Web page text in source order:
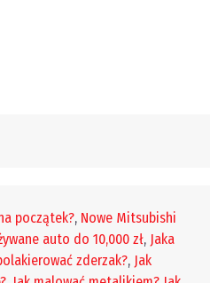
początek?, Nowe Mitsubishi
auto do 10,000 zł, Jaka
zderzak?, Jak